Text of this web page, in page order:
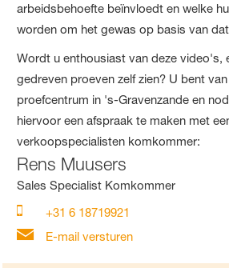
arbeidsbehoefte beïnvloedt en welke
worden om het gewas op basis van
Wordt u enthousiast van deze video's,
gedreven proeven zelf zien? U bent
proefcentrum in 's-Gravenzande en
hiervoor een afspraak te maken met
verkoopspecialisten komkommer:
Rens Muusers
Sales Specialist Komkommer
+31 6 18719921
E-mail versturen